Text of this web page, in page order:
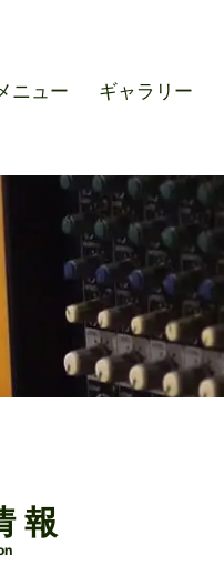
ニュー ギャラリー
報